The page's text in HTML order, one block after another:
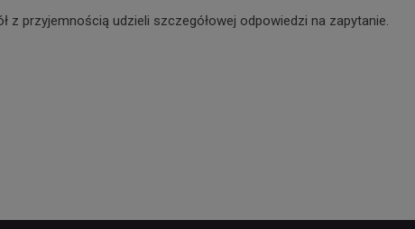
z przyjemnością udzieli szczegółowej odpowiedzi na zapytanie.